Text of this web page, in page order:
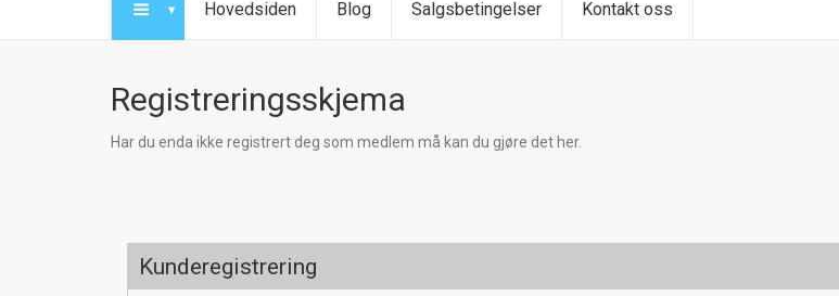
Hovedsiden Blog Salgsbetingelser Kontakt oss
Registreringsskjema
Har du enda ikke registrert deg som medlem må kan du gjøre det her.
Kunderegistrering